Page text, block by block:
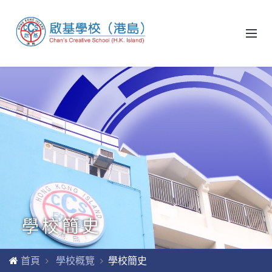
學校簡史
首頁 學校概覽 學校簡史